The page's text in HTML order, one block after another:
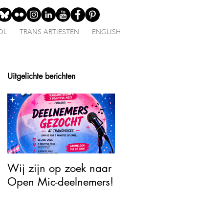
TRANS ARTIESTEN ENGLISH
Uitgelichte berichten
Wij zijn op zoek naar
Open Mic-deelnemers!